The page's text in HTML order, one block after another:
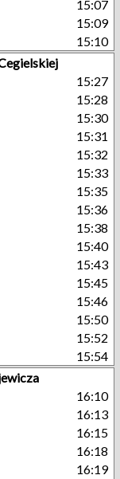
15:07
15:09
15:10
15:27
15:28
15:30
15:31
15:32
15:33
15:35
15:36
15:38
15:40
15:43
15:45
15:46
15:50
15:52
15:54
16:10
16:13
16:15
16:18
16:19